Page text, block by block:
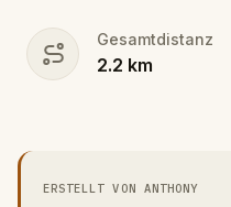
Gesamtdistanz
2.2 km
ERSTELLT VON ANTHONY